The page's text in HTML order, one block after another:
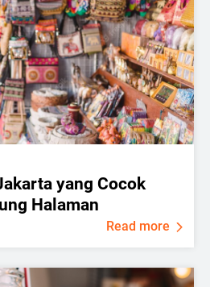
yang Cocok
Halaman
Read more